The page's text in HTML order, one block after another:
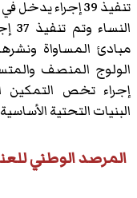
تنفيذ 39 إجراء
مبادئ المساواة
إجراء تخص التمكين
البنيات التحتية
المرصد الوطني